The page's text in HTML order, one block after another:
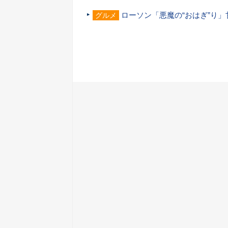
グルメ ローソン「悪魔の“おはぎ”り